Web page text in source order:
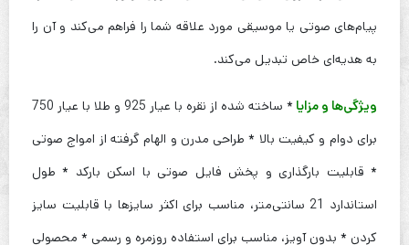
پیام‌های صوتی یا موسیقی مورد علاقه شما را فراهم می‌کند و آن را
به هدیه‌ای خاص تبدیل می‌کند.
ویژگی‌ها و مزایا
* ساخته شده از نقره با عیار 925 و طلا با عیار 750
برای دوام و کیفیت بالا * طراحی مدرن و الهام گرفته از امواج صوتی
* قابلیت بارگذاری و پخش فایل صوتی با اسکن بارکد * طول
استاندارد 21 سانتی‌متر، مناسب برای اکثر سایزها با قابلیت سایز
کردن * بدون آویز، مناسب برای استفاده روزمره و رسمی * محصولی